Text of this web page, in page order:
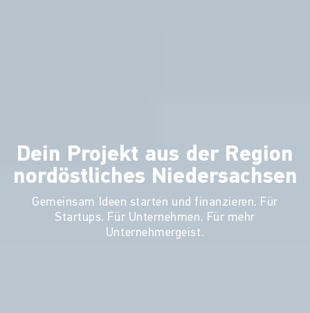
Dein Projekt aus der Region
nordöstliches Niedersachsen
Gemeinsam Ideen starten und finanzieren. Für
Startups. Für Unternehmen. Für mehr
Unternehmergeist.